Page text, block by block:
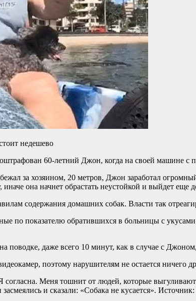
недешево
60-летний Джон, когда на своей машине с
за хозяином, 20 метров, Джон заработал
она начнет обрастать неустойкой и выйдет еще
содержания домашних собак. Власти так
по показателю обратившихся в больницы с
поводке, даже всего 10 минут, как в случае с
поэтому нарушителям не остается ничего
Меня тошнит от людей, которые
и сказали: «Собака не кусается».